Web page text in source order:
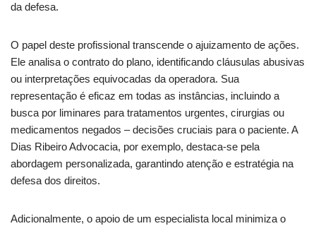
da defesa.
O papel deste profissional transcende o ajuizamento de ações.
Ele analisa o contrato do plano, identificando cláusulas abusivas
ou interpretações equivocadas da operadora. Sua
representação é eficaz em todas as instâncias, incluindo a
busca por liminares para tratamentos urgentes, cirurgias ou
medicamentos negados – decisões cruciais para o paciente. A
Dias Ribeiro Advocacia, por exemplo, destaca-se pela
abordagem personalizada, garantindo atenção e estratégia na
defesa dos direitos.
Adicionalmente, o apoio de um especialista local minimiza o